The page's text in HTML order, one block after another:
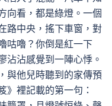
向看，都是綠燈。一個
路中央，搖下車窗，對
咕嚕？你倒是紅一下
沾沾感覺到一陣心悸。
與他兒時聽到的家傳預
》裡記載的第一句：